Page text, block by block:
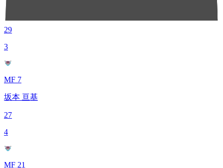
田邉 光平
29
3
MF 7
坂本 亘基
27
4
MF 21